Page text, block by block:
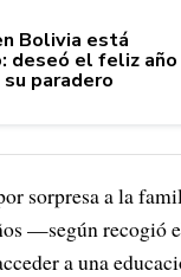
Bolivia está
deseó el feliz año
paradero
sorpresa a la
—según recogió
a una